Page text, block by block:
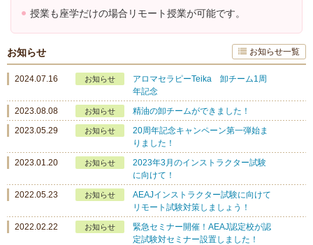
授業も座学だけの場合リモート授業が可能です。
お知らせ お知らせ一覧
2024.07.16 お知らせ
アロマセラピーTeika 卸チーム1周
年記念
2023.08.08
お知らせ
精油の卸チームができました！
2023.05.29
お知らせ
20周年記念キャンペーン第一弾始ま
りました！
2023.01.20
お知らせ
2023年3月のインストラクター試験
に向けて！
2022.05.23
お知らせ
AEAJインストラクター試験に向けて
リモート試験対策しましょう！
2022.02.22
お知らせ
緊急セミナー開催！AEAJ認定校が認
定試験対セミナー設置しました！